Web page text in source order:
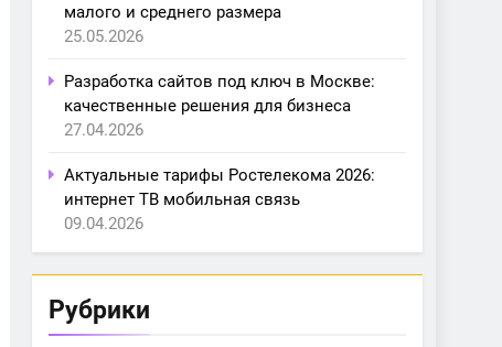
малого и среднего размера
25.05.2026
Разработка сайтов под ключ в Москве:
качественные решения для бизнеса
27.04.2026
Актуальные тарифы Ростелекома 2026:
интернет ТВ мобильная связь
09.04.2026
Рубрики